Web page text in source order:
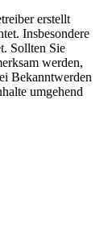
erstellt
Insbesondere
Sollten Sie
werden,
Bekanntwerden
umgehend